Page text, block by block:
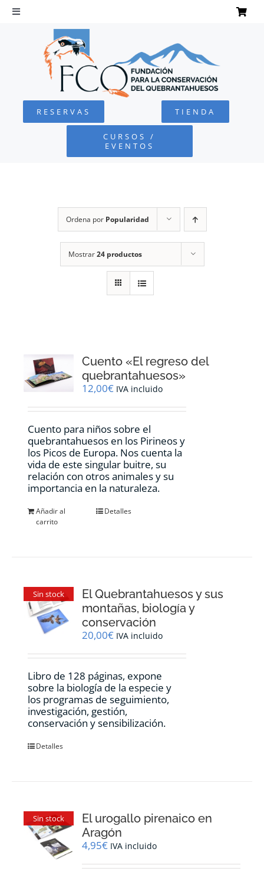
Saltar
Toggle
Navigation
QUEBRANTAHUESOS
FUNDACIÓN
CONTACTO
RESERVAS TIENDA
CURSOS /
EVENTOS
Ordena por Popularidad
Mostrar24 productos
Cuento «El regreso del
quebrantahuesos»
12,00€ IVA incluido
Cuento para niños sobre el
quebrantahuesos en los Pirineos y
los Picos de Europa. Nos cuenta la
vida de este singular buitre, su
relación con otros animales y su
importancia en la naturaleza.
Añadir al
carrito
Detalles
Sin stock
El Quebrantahuesos y sus
montañas, biología y
conservación
20,00€ IVA incluido
Libro de 128 páginas, expone
sobre la biología de la especie y
los programas de seguimiento,
investigación, gestión,
conservación y sensibilización.
Detalles
Sin stock
El urogallo pirenaico en
Aragón
4,95€ IVA incluido